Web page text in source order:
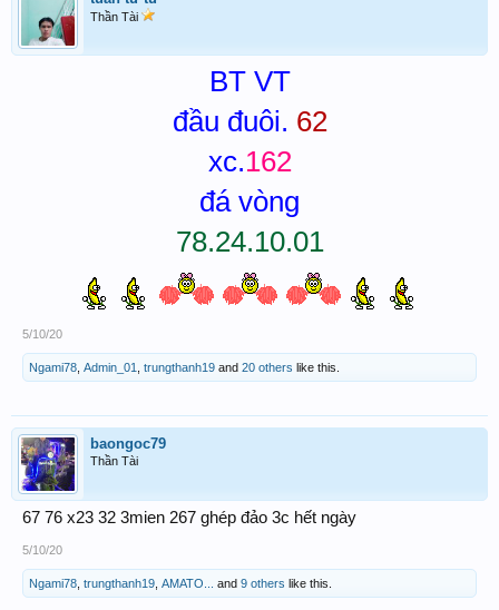
Thần Tài
BT VT
đầu đuôi. 62
xc.162
đá vòng
78.24.10.01
5/10/20
Ngami78 Admin_01 trungthanh19 and 20 others like this.
baongoc79
Thần Tài
67 76 x23 32 3mien 267 ghép đảo 3c hết ngày
5/10/20
Ngami78 trungthanh19 AMATO... and 9 others like this.